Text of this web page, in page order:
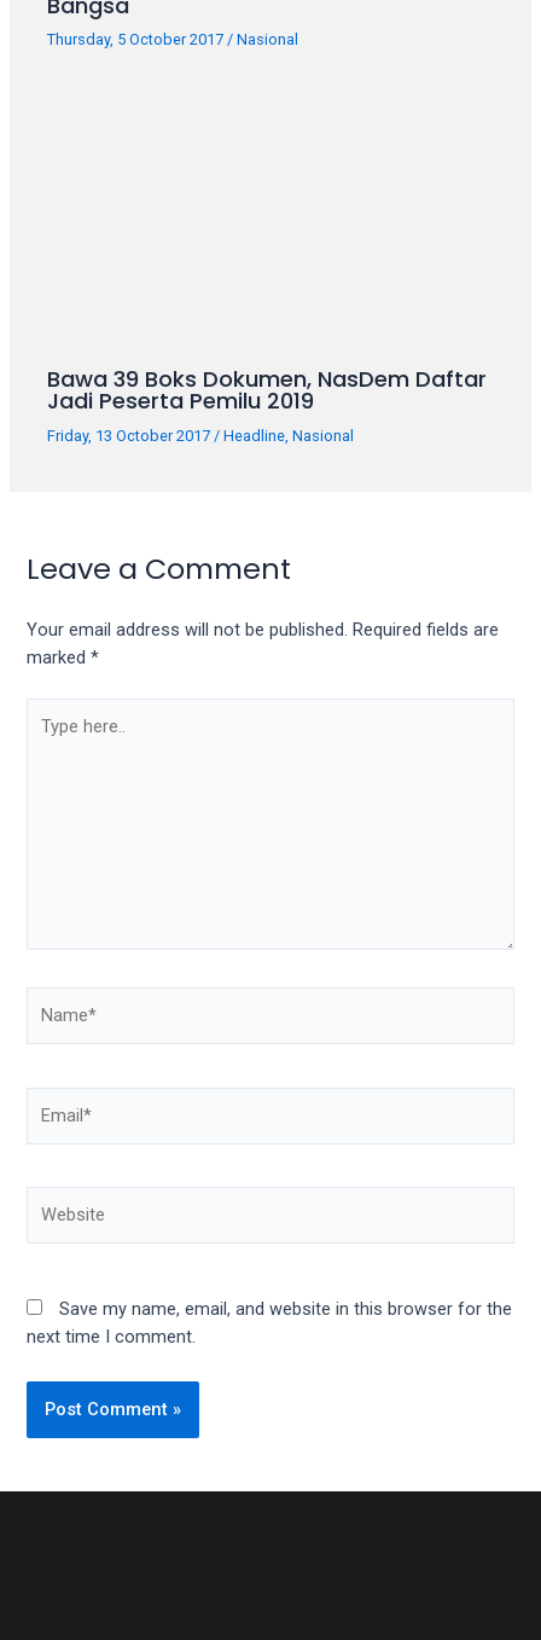
Thursday, 5 October 2017/Nasional
Bawa 39 Boks Dokumen, NasDem Daftar
Jadi Peserta Pemilu 2019
Friday, 13 October 2017 /Headline ,Nasional
Leave a Comment
Your email address will not be published. Required fields are
marked*
here..
Save my name, email, and website in this browser for the
next time I comment.